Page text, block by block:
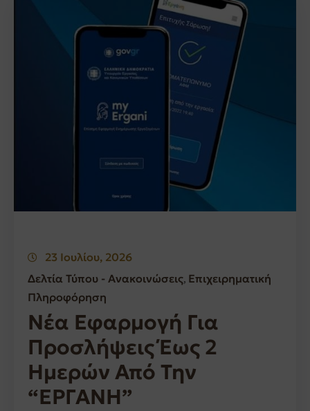
23 Ιουλίου, 2026
Δελτία Τύπου - Ανακοινώσεις‚ Επιχειρηματική
Πληροφόρηση
Νέα Εφαρμογή Για
Προσλήψεις Έως 2
Ημερών Από Την
“ΕΡΓΑΝΗ”